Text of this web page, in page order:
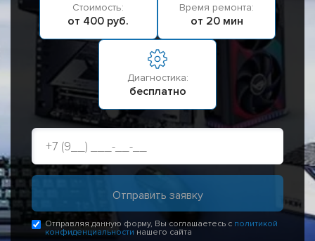
Стоимость:
от 400 руб.
Время ремонта:
от 20 мин
Диагностика:
бесплатно
Отправляя данную форму, Вы соглашаетесь с политикой
конфиденциальности нашего сайта